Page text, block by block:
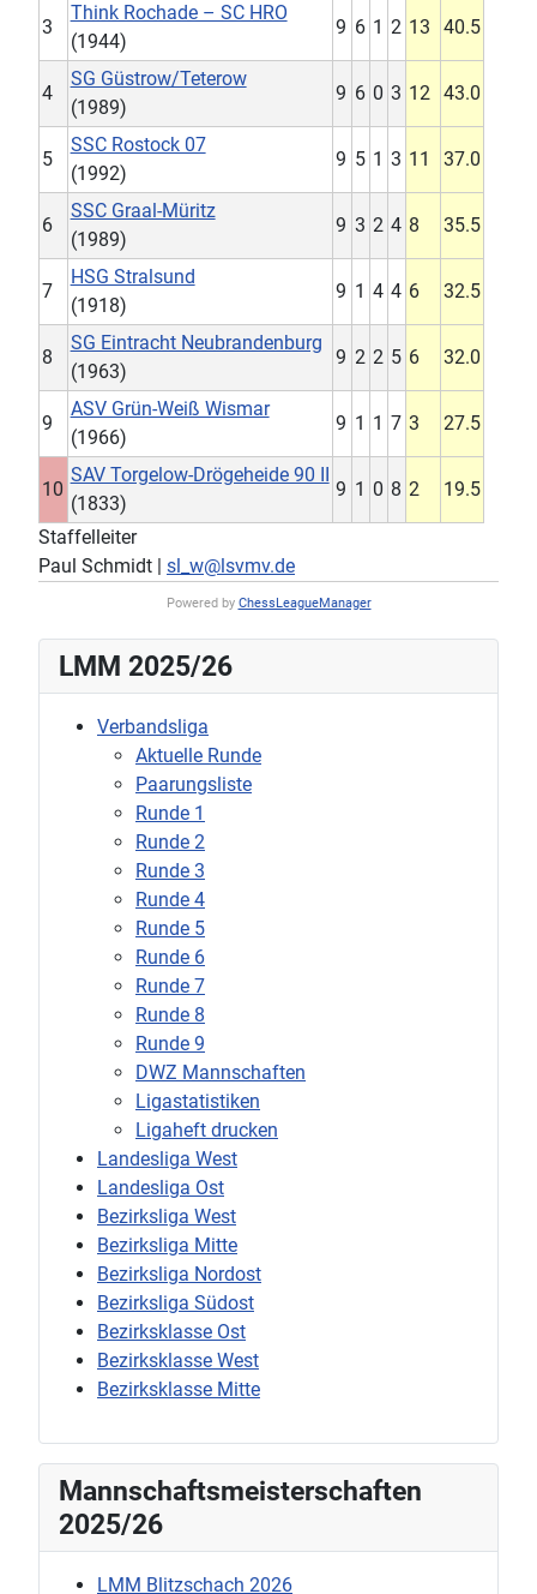
3
Think Rochade – SC HRO
(1944)
9 6 1 2 13 40.5
4
SG Güstrow/Teterow
(1989)
9 6 0 3 12 43.0
5
SSC Rostock 07
(1992)
9 5 1 3 11 37.0
6
SSC Graal-Müritz
(1989)
9 3 2 4 8 35.5
7
HSG Stralsund
(1918)
9 1 4 4 6 32.5
8
SG Eintracht Neubrandenburg
(1963)
9 2 2 5 6 32.0
9
ASV Grün-Weiß Wismar
(1966)
9 1 1 7 3 27.5
10
SAV Torgelow-Drögeheide 90 II
(1833)
9 1 0 8 2 19.5
Staffelleiter
Paul Schmidt | sl_w@lsvmv.de
Powered by ChessLeagueManager
LMM 2025/26
Verbandsliga
Aktuelle Runde
Paarungsliste
Runde 1
Runde 2
Runde 3
Runde 4
Runde 5
Runde 6
Runde 7
Runde 8
Runde 9
DWZ Mannschaften
Ligastatistiken
Ligaheft drucken
Landesliga West
Landesliga Ost
Bezirksliga West
Bezirksliga Mitte
Bezirksliga Nordost
Bezirksliga Südost
Bezirksklasse Ost
Bezirksklasse West
Bezirksklasse Mitte
Mannschaftsmeisterschaften
2025/26
LMM Blitzschach 2026